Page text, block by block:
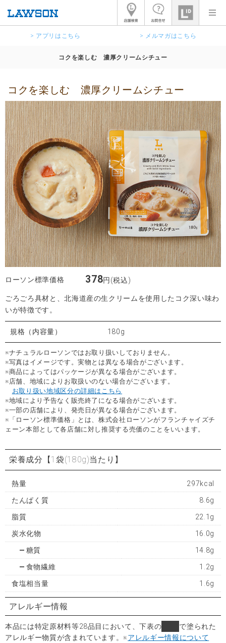
> アプリはこちら > メルマガはこちら
コクを楽しむ 濃厚クリームシチュー
コクを楽しむ 濃厚クリームシチュー
ローソン標準価格 378円(税込)
ごろごろ具材と、北海道産の生クリームを使用したコク深い味わ
いが特徴です。
規格（内容量） 180g
※ナチュラルローソンではお取り扱いしておりません。
※写真はイメージです。実物とは異なる場合がございます。
※商品によってはパッケージが異なる場合がございます。
※店舗、地域によりお取扱いのない場合がございます。
お取り扱い地域区分の詳細はこちら
※地域により予告なく販売終了になる場合がございます。
※一部の店舗により、発売日が異なる場合がございます。
※「ローソン標準価格」とは、株式会社ローソンがフランチャイズチ
ェーン本部として各店舗に対し推奨する売価のことをいいます。
栄養成分 【1袋(180g)当たり】
熱量 297kcal
たんぱく質 8.6g
脂質 22.1g
炭水化物 16.0g
糖質 14.8g
食物繊維 1.2g
食塩相当量 1.6g
アレルギー情報
本品には特定原材料等28品目において、下表の
で塗られた
アレルギー物質が含まれています。※アレルギー情報について